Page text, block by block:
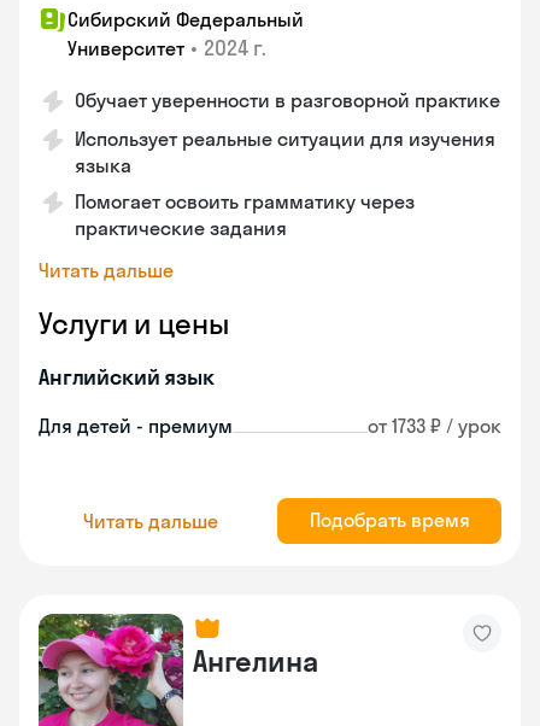
Сибирский Федеральный
Университет • 2024 г.
Обучает уверенности в разговорной практике
Использует реальные ситуации для изучения
языка
Помогает освоить грамматику через
практические задания
Читать дальше
Услуги и цены
Английский язык
Для детей - премиум от 1733 ₽ / урок
Читать дальше Подобрать время
Ангелина